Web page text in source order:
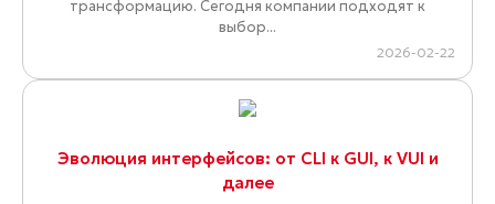
трансформацию. Сегодня компании подходят к
выбор...
2026-02-22
Эволюция интерфейсов: от CLI к GUI, к VUI и
далее